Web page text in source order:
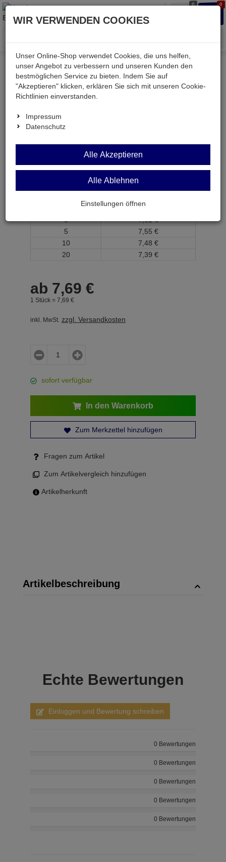
0 0
Menü
Weiter einkaufen Kessler electronic RT134730
RT134730
Relais 1x EIN 230V~ 12A 32.500 Ohm
621288;0
7,69
3
7,62 €
5
7, 55 €
10
7, 48 €
20
7, 39 €
ab 7,69 €
1 Stück = 7, 69 €
inkl. MwSt. zzgl. Versandkosten
sofort verfügbar
In den Warenkorb
Zum Merkzettel hinzufügen
Fragen zum Artikel
Zum Artikelvergleich hinzufügen
Artikelherkunft
Artikelbeschreibung
Echte Bewertungen
Einloggen und Bewertung schreiben
0 Bewertungen
0 Bewertungen
0 Bewertungen
0 Bewertungen
0 Bewertungen
WIR VERWENDEN COOKIES
Unser Online-Shop verwendet Cookies, die uns helfen,
unser Angebot zu verbessern und unseren Kunden den
bestmöglichen Service zu bieten. Indem Sie auf
"Akzeptieren" klicken, erklären Sie sich mit unseren Cookie-
Richtlinien einverstanden.
Impressum
Datenschutz
Alle Akzeptieren
Alle Ablehnen
Einstellungen öffnen